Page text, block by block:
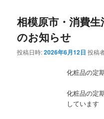
相模原市・消費
のお知らせ
投稿日時:2026年6月12日 投稿
化粧品の定
化粧品の定
しています